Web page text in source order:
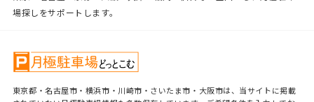
場探しをサポートします。
東京都・名古屋市・横浜市・川崎市・さいたま市・大阪市は、当サイトに掲載